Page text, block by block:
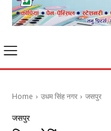
Home उधम सिंह नगर जसपुर
जसपुर